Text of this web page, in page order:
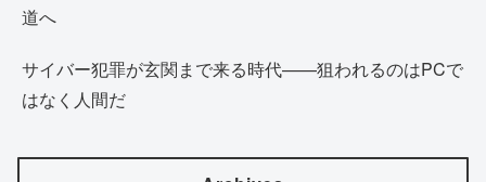
道へ
サイバー犯罪が玄関まで来る時代——狙われるのはPCで
はなく人間だ